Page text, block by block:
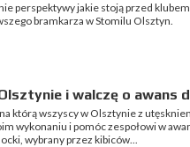
perspektywy jakie stoją przed
bramkarza w Stomilu Olsztyn.
i walczę o awans
którą wszyscy w Olsztynie z
wykonaniu i pomóc zespołowi w
wybrany przez kibiców...